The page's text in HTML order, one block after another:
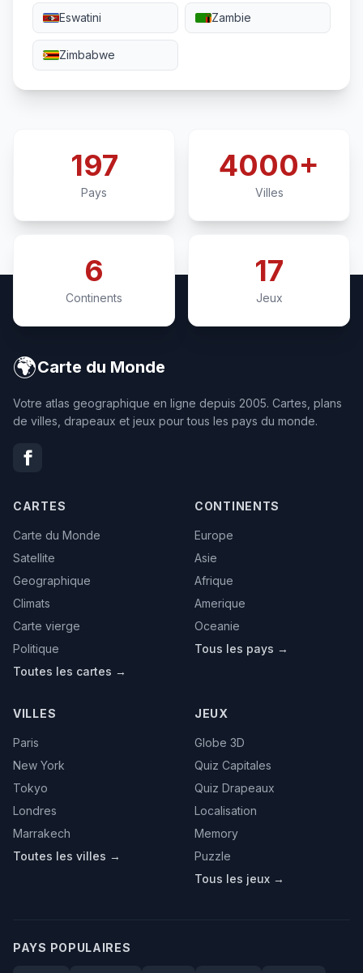
Eswatini Zambie
Zimbabwe
197
Pays
4000+
Villes
6
Continents
17
Jeux
🌍Carte du Monde
Votre atlas geographique en ligne depuis 2005. Cartes, plans
de villes, drapeaux et jeux pour tous les pays du monde.
CARTES
Carte du Monde
Satellite
Geographique
Climats
Carte vierge
Politique
Toutes les cartes →
CONTINENTS
Europe
Asie
Afrique
Amerique
Oceanie
Tous les pays →
VILLES
Paris
New York
Tokyo
Londres
Marrakech
Toutes les villes →
JEUX
Globe 3D
Quiz Capitales
Quiz Drapeaux
Localisation
Memory
Puzzle
Tous les jeux →
PAYS POPULAIRES